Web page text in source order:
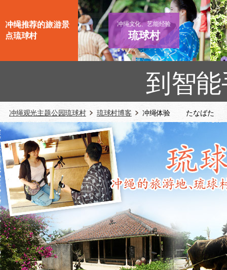
冲绳推荐的旅游景
点琉球村
冲绳文化、艺能经验
琉球村
到智
冲绳观光主题公园琉球村 琉球村博客 冲绳体验 たなばた